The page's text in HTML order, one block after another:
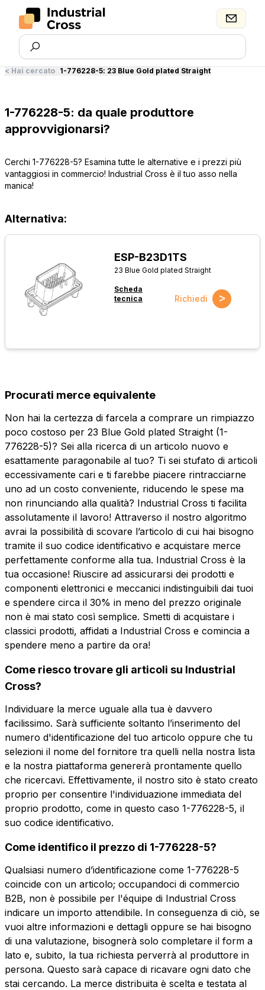
più informazioni?
Nome
Telefono
< Hai cercato 1-776228-5: 23 Blue Gold plated Straight
1-776228-5: da quale produttore
approvvigionarsi?
Cerchi 1-776228-5? Esamina tutte le alternative e i prezzi più
vantaggiosi in commercio! Industrial Cross è il tuo asso nella
manica!
Alternativa:
informazioni?
ESP-B23D1TS
23 Blue Gold plated Straight
Scheda tecnica
ESP-B23D1TS
23 Blue Gold plated Straight
Scheda
tecnica
Richiedi >
Procurati merce equivalente
Non hai la certezza di farcela a comprare un rimpiazzo
poco costoso per 23 Blue Gold plated Straight (1-
776228-5)? Sei alla ricerca di un articolo nuovo e
esattamente paragonabile al tuo? Ti sei stufato di articoli
eccessivamente cari e ti farebbe piacere rintracciarne
uno ad un costo conveniente, riducendo le spese ma
non rinunciando alla qualità? Industrial Cross ti facilita
assolutamente il lavoro! Attraverso il nostro algoritmo
avrai la possibilità di scovare l’articolo di cui hai bisogno
tramite il suo codice identificativo e acquistare merce
perfettamente conforme alla tua. Industrial Cross è la
tua occasione! Riuscire ad assicurarsi dei prodotti e
componenti elettronici e meccanici indistinguibili dai tuoi
e spendere circa il 30% in meno del prezzo originale
non è mai stato così semplice. Smetti di acquistare i
classici prodotti, affidati a Industrial Cross e comincia a
spendere meno a partire da ora!
Come riesco trovare gli articoli su Industrial
Cross?
Individuare la merce uguale alla tua è davvero
facilissimo. Sarà sufficiente soltanto l’inserimento del
numero d'identificazione del tuo articolo oppure che tu
selezioni il nome del fornitore tra quelli nella nostra lista
e la nostra piattaforma genererà prontamente quello
che ricercavi. Effettivamente, il nostro sito è stato creato
proprio per consentire l'individuazione immediata del
proprio prodotto, come in questo caso 1-776228-5, il
suo codice identificativo.
Come identifico il prezzo di 1-776228-5?
Qualsiasi numero d’identificazione come 1-776228-5
coincide con un articolo; occupandoci di commercio
B2B, non è possibile per l'équipe di Industrial Cross
indicare un importo attendibile. In conseguenza di ciò, se
vuoi altre informazioni e dettagli oppure se hai bisogno
di una valutazione, bisognerà solo completare il form a
lato e, subito, la tua richiesta perverrà al produttore in
persona. Questo sarà capace di ricavare ogni dato che
stai cercando. La merce distribuita è scelta e testata al